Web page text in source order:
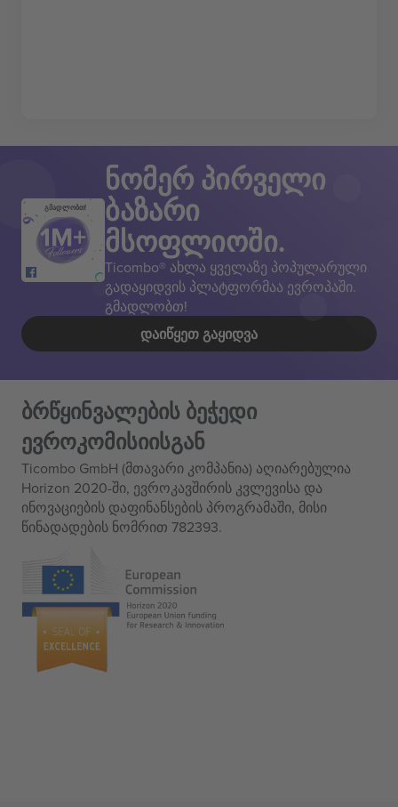
გმადლობთ!
ნომერ პირველი
ბაზარი
მსოფლიოში.
Ticombo® ახლა ყველაზე პოპულარული
გადაყიდვის პლატფორმაა ევროპაში.
გმადლობთ!
ᲓᲐᲘᲬᲧᲔᲗ ᲒᲐᲧᲘᲓᲕᲐ
ბრწყინვალების ბეჭედი
ევროკომისიისგან
Ticombo GmbH (მთავარი კომპანია) აღიარებულია
Horizon 2020-ში, ევროკავშირის კვლევისა და
ინოვაციების დაფინანსების პროგრამაში, მისი
წინადადების ნომრით 782393.